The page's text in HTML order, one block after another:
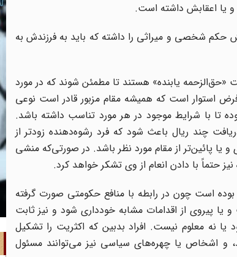
یا اعقابش داشته است.
حکم شخصی و میراثی را داشته که باید به فرزندش به
یابنده» هستند تا مطمئن شوند که در مورد
استوار است که همیشه مقام مزبور قادر است نوعی
تا با شرایط موجود در هر مورد تناسب داشته باشد.
چند ریال باعث شود که فرد رشوه‌دهنده زودتر از
و یا پائین‌تر از مقام مورد نظر باشد. در صورتی‌که منشی
نیز حتماً با دادن انعام از وی تشکر خواهد کرد.
است چون در رابطه با منافع حکومتی صورت گرفته
یا پیروی از اقدامات مشابه خودداری شود و نیز ثابت
نه معلوم نیست. افراد بدبین که اکثریت را تشکیل
و اشخاص یا چهره‌های سیاسی نیز می‌توانند مسئول